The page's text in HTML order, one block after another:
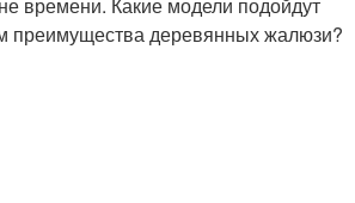
преимущества деревянных жалюзи?